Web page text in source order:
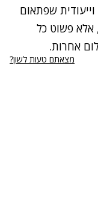
שפתאום
אלא פשוט כל
אחרות.
מצאתם טעות לשון?